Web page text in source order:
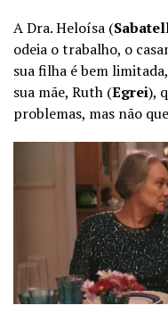
A Dra. Heloísa (
odeia o trabalho, o
sua filha é bem
sua mãe, Ruth (Egrei),
problemas, mas não